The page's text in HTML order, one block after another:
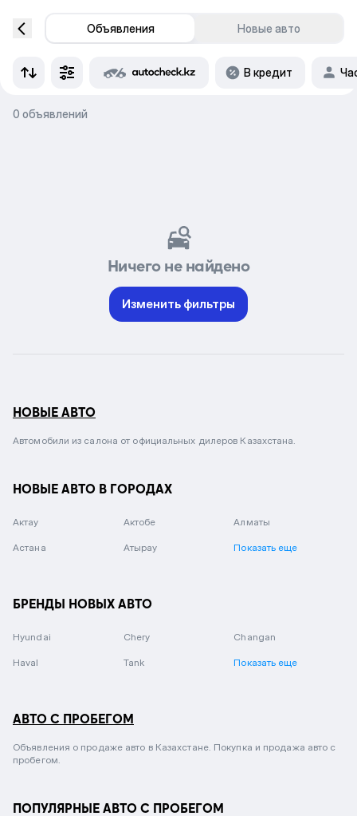
Объявления Новые авто
В кредит
0 объявлений
Ничего не найдено
Изменить фильтры
НОВЫЕ АВТО
Автомобили из салона от официальных дилеров Казахстана.
НОВЫЕ АВТО В ГОРОДАХ
Актау Актобе Алматы
Астана Атырау Показать еще
БРЕНДЫ НОВЫХ АВТО
Hyundai Chery Changan
Haval Tank Показать еще
АВТО С ПРОБЕГОМ
Объявления о продаже авто в Казахстане. Покупка и продажа авто с
пробегом.
ПОПУЛЯРНЫЕ АВТО С ПРОБЕГОМ